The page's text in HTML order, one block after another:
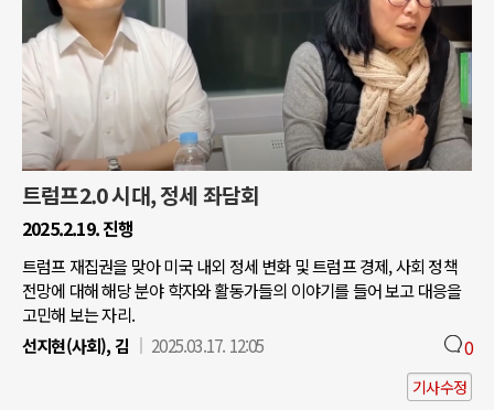
트럼프2.0 시대, 정세 좌담회
2025.2.19. 진행
트럼프 재집권을 맞아 미국 내외 정세 변화 및 트럼프 경제, 사회 정책
전망에 대해 해당 분야 학자와 활동가들의 이야기를 들어 보고 대응을
고민해 보는 자리.
선지현(사회), 김
2025.03.17. 12:05 0
기사수정